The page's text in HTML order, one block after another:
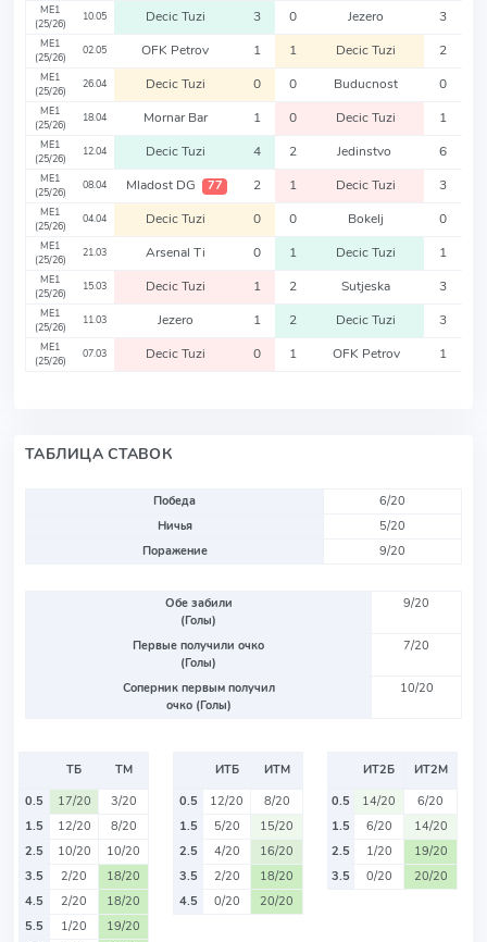
ME1
(25/26)
10.05 Decic Tuzi 3 0 Jezero 3
ME1
(25/26)
02.05 OFK Petrov 1 1 Decic Tuzi 2
ME1
(25/26)
26.04 Decic Tuzi 0 0 Buducnost 0
ME1
(25/26)
18.04 Mornar Bar 1 0 Decic Tuzi 1
ME1
(25/26)
12.04 Decic Tuzi 4 2 Jedinstvo 6
ME1
(25/26)
08.04 Mladost DG 77 2 1 Decic Tuzi 3
ME1
(25/26)
04.04 Decic Tuzi 0 0 Bokelj 0
ME1
(25/26)
21.03 Arsenal Ti 0 1 Decic Tuzi 1
ME1
(25/26)
15.03 Decic Tuzi 1 2 Sutjeska 3
ME1
(25/26)
11.03 Jezero 1 2 Decic Tuzi 3
ME1
(25/26)
07.03 Decic Tuzi 0 1 OFK Petrov 1
ТАБЛИЦА СТАВОК
Победа
6/20
Ничья
5/20
Поражение
9/20
Обе забили
(Голы)
9/20
Первые получили очко
(Голы)
7/20
Соперник первым получил
очко (Голы)
10/20
ТБ
ТМ
0.5
17/20
3/20
1.5
12/20
8/20
2.5
10/20
10/20
3.5
2/20
18/20
4.5
2/20
18/20
5.5
1/20
19/20
ИТБ
ИТМ
0.5
12/20
8/20
1.5
5/20
15/20
2.5
4/20
16/20
3.5
2/20
18/20
4.5
0/20 20/20
ИТ2Б
ИТ2М
0.5
14/20
6/20
1.5
6/20
14/20
2.5
1/20
19/20
3.5
0/20 20/20